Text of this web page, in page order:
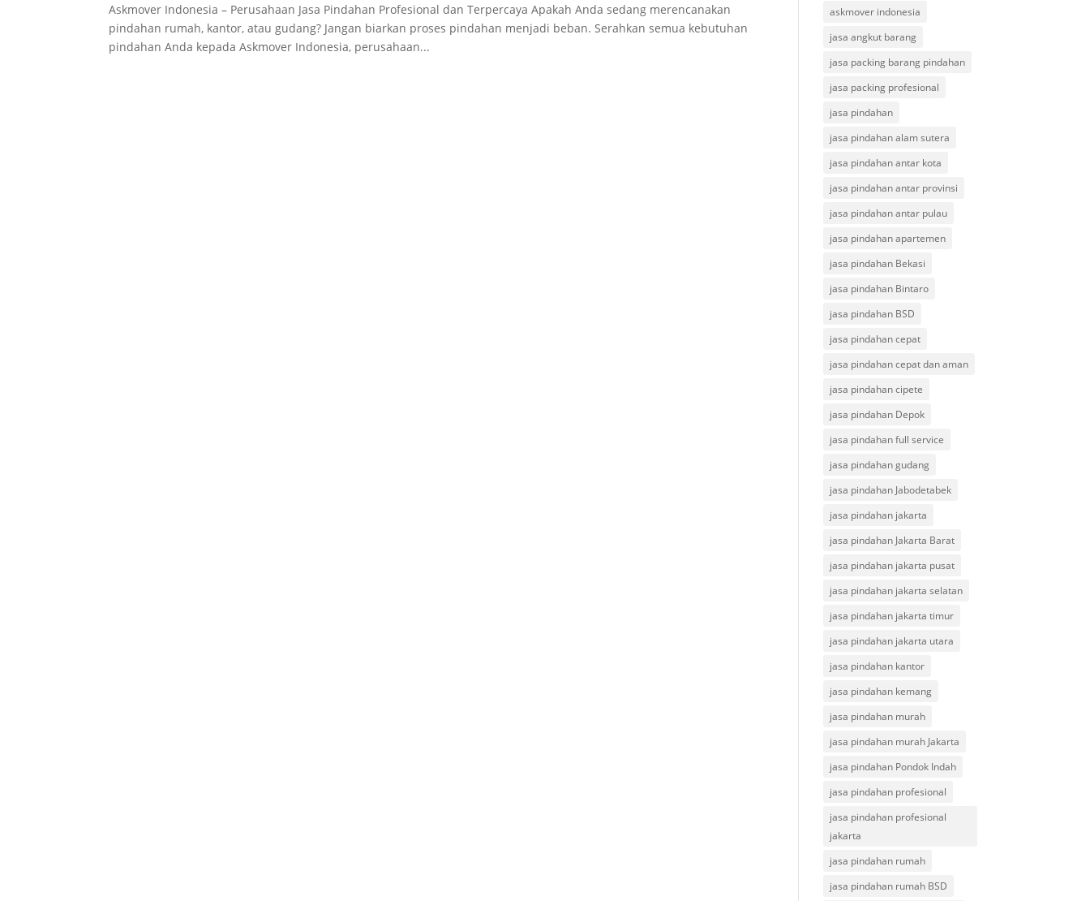
Askmover Indonesia – Perusahaan Jasa Pindahan Profesional dan Terpercaya Apakah Anda sedang merencanakan
pindahan rumah, kantor, atau gudang? Jangan biarkan proses pindahan menjadi beban. Serahkan semua kebutuhan
pindahan Anda kepada Askmover Indonesia, perusahaan...
askmover indonesia
jasa angkut barang
jasa packing barang pindahan
jasa packing profesional
jasa pindahan
jasa pindahan alam sutera
jasa pindahan antar kota
jasa pindahan antar provinsi
jasa pindahan antar pulau
jasa pindahan apartemen
jasa pindahan Bekasi
jasa pindahan Bintaro
jasa pindahan BSD
jasa pindahan cepat
jasa pindahan cepat dan aman
jasa pindahan cipete
jasa pindahan Depok
jasa pindahan full service
jasa pindahan gudang
jasa pindahan Jabodetabek
jasa pindahan jakarta
jasa pindahan Jakarta Barat
jasa pindahan jakarta pusat
jasa pindahan jakarta selatan
jasa pindahan jakarta timur
jasa pindahan jakarta utara
jasa pindahan kantor
jasa pindahan kemang
jasa pindahan murah
jasa pindahan murah Jakarta
jasa pindahan Pondok Indah
jasa pindahan profesional
jasa pindahan profesional
jakarta
jasa pindahan rumah
jasa pindahan rumah BSD